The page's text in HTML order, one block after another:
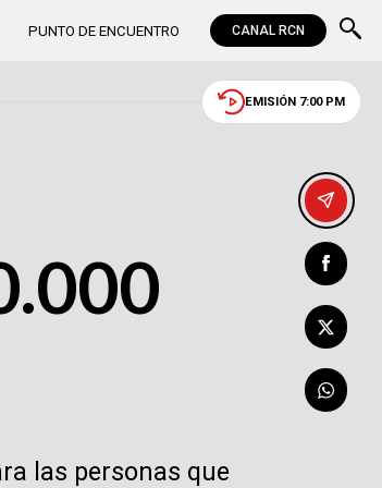
PUNTO DE ENCUENTRO CANAL RCN
EMISIÓN 7:00 PM
las personas que